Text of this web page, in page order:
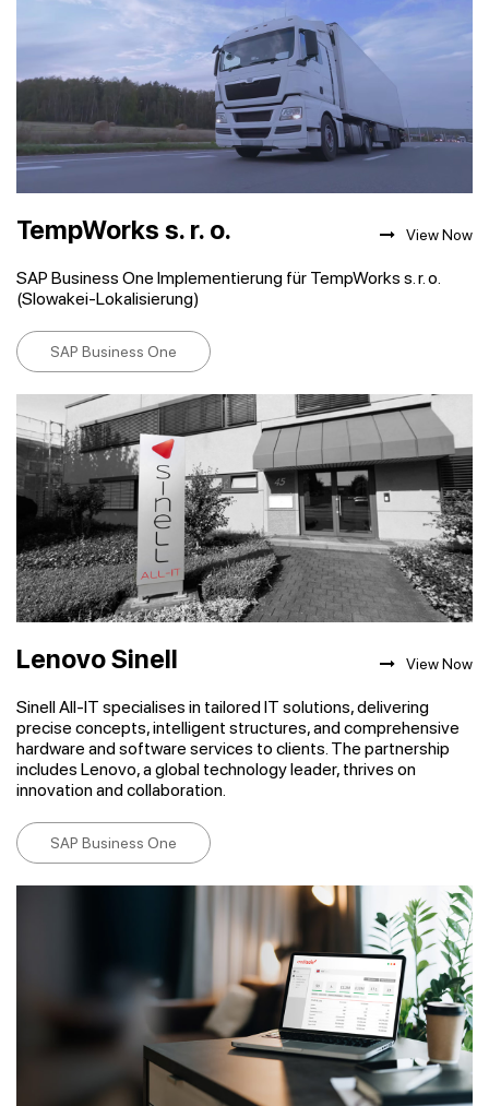
TempWorks s. r. o.
SAP Business One Implementierung für TempWorks s. r. o.
(Slowakei-Lokalisierung)
View Now
SAP Business One
Lenovo Sinell
Sinell All-IT specialises in tailored IT solutions, delivering
precise concepts, intelligent structures, and comprehensive
hardware and software services to clients. The partnership
includes Lenovo, a global technology leader, thrives on
innovation and collaboration.
View Now
SAP Business One